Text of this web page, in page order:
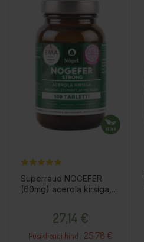
Superraud NOGEFER
(60mg) acerola kirsiga,
27,14 €
Püsikliendi hind : 25.78 €